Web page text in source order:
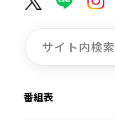
番組表